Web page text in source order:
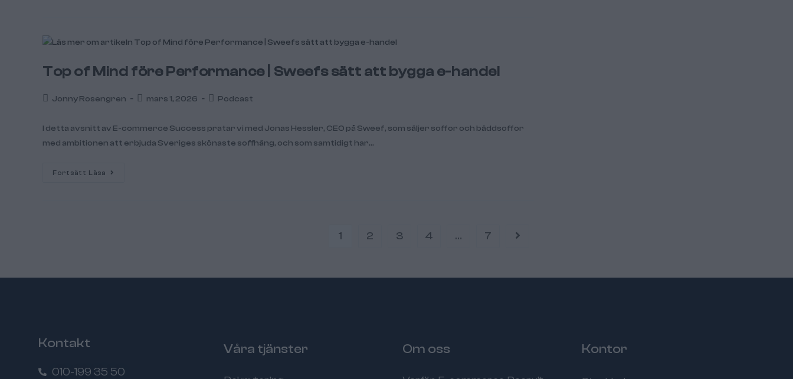
Top of Mind före Performance | Sweefs sätt att bygga e-handel
Jonny Rosengren mars 1, 2026 Podcast
I detta avsnitt av E-commerce Success pratar vi med Jonas Hessler, CEO på Sweef, som säljer soffor och bäddsoffor
med ambitionen att erbjuda Sveriges skönaste soffhäng, och som samtidigt har…
Fortsätt Läsa
1 2 3 4 … 7
Kontakt
010-199 35 50
Våra tjänster Om oss Kontor